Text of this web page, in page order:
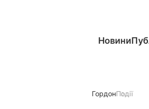
Новини
ГордонПодії